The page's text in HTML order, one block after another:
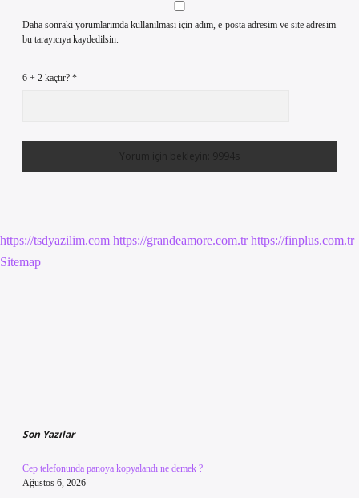
Daha sonraki yorumlarımda kullanılması için adım, e-posta adresim ve site adresim
bu tarayıcıya kaydedilsin.
6 + 2 kaçtır? *
https://tsdyazilim.com https://grandeamore.com.tr https://finplus.com.tr
Sitemap
Son Yazılar
Cep telefonunda panoya kopyalandı ne demek ?
Ağustos 6, 2026